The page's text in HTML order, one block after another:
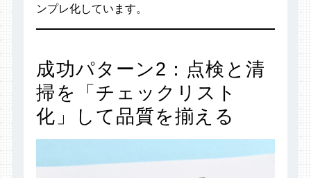
ンプレ化しています。
成功パターン2：点検と清
掃を「チェックリスト
化」して品質を揃える